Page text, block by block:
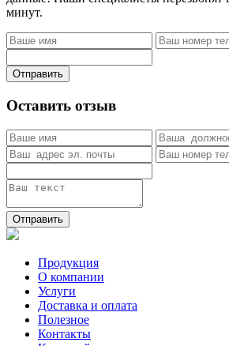
минут.
Отправить
Оставить отзыв
Отправить
Продукция
О компании
Услуги
Доставка и оплата
Полезное
Контакты